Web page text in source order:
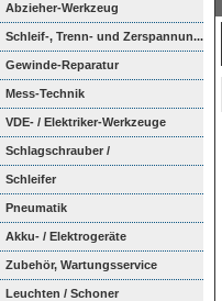
Abzieher-Werkzeug
Schleif-, Trenn- und Zerspannun...
Gewinde-Reparatur
Mess-Technik
VDE- / Elektriker-Werkzeuge
Schlagschrauber /
Ratschenschra...
Schleifer
Pneumatik
Akku- / Elektrogeräte
Zubehör, Wartungsservice
Leuchten / Schoner